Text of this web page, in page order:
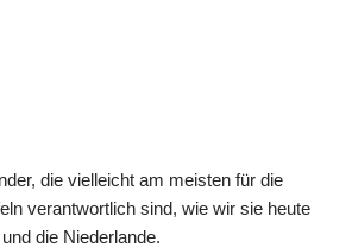
die vielleicht am meisten für die
verantwortlich sind, wie wir sie heute
die Niederlande.